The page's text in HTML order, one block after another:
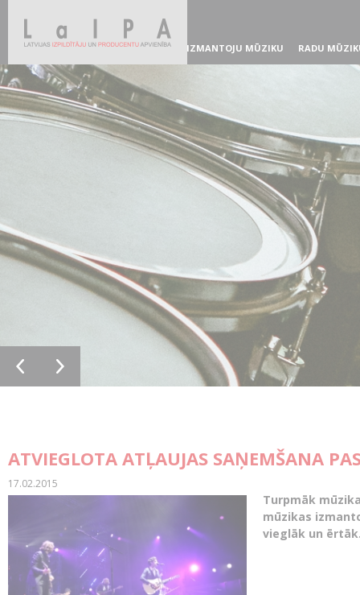
IZMANTOJU MŪZIKU RADU
ATVIEGLOTA ATĻAUJAS SAŅEMŠANA
17.02.2015
Turpmāk
mūzikas
vieglāk un